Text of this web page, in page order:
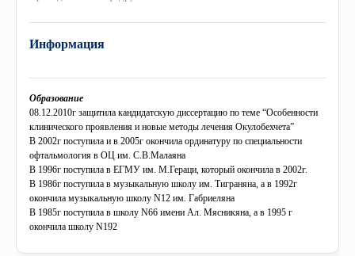
Колледж
Гарантия качества
Симуляционный центр
Стоматологический образовательный центр превосходства
Музей
Профессиональные советы
Правовые акты и инструкции
Приоритетные направления
Программы
История
Миссия
Эмблема
Фотогаллерея
Видеогаллерея
Ректорат
Издания
Профессиональный Союз «Гераци»
“Гераци” аналитический центр
Международные связи
Учебный курс по приглашению
Программы по обмену
Выпускники
Обратная связь
Информация
Образование
08.12.2010г защитила кандидатскую диссертацию по теме “Особенности
клинического проявления и новые методы лечения Окулобехчета”
В 2002г поступила и в 2005г окончила ординатуру по специальности
офтальмология в ОЦ им. С.В.Малаяна
В 1996г поступила в ЕГМУ им. М.Гераци, который окончила в 2002г.
В 1986г поступила в музыкальную школу им. Тиграняна, а в 1992г
окончила музыкальную школу N12 им. Габриеляна
В 1985г поступила в школу N66 имени Ал. Мясникяна, а в 1995 г
окончила школу N192